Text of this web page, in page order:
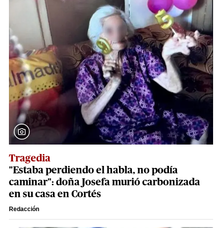
Tragedia
"Estaba perdiendo el habla, no podía
caminar": doña Josefa murió carbonizada
en su casa en Cortés
Redacción